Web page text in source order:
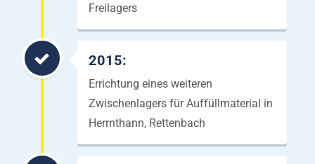
Freilagers
2015:
Errichtung eines weiteren
Zwischenlagers für Auffüllmaterial in
Herrnthann, Rettenbach